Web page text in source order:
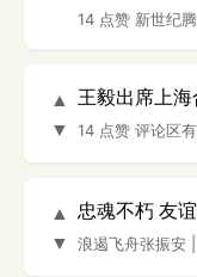
14 点赞 新世纪
▲
▼
王毅出席上
14 点赞 评论区
▲
▼
忠魂不朽 友
浪遏飞舟张振安